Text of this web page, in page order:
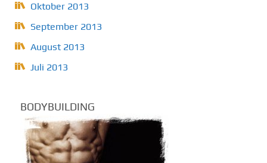
Oktober 2013
September 2013
August 2013
Juli 2013
BODYBUILDING